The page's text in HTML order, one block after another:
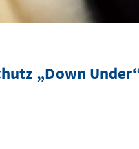
„Down